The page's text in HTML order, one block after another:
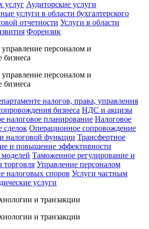
услуг Аудиторские услуги
услуги в области бухгалтерского
отчетности Услуги в области
Форензик
персоналом и
бизнеса
персоналом и
бизнеса
налогов, права, управления
бизнеса НДС и акцизы
налоговое планирование Налоговое
сделок Операционное сопровождение
налоговой функции Трансфертное
и повышение эффективности
Таможенное регулирование и
торговля Управление персоналом
налоговых споров Услуги частным
услуги
и транзакции
и транзакции